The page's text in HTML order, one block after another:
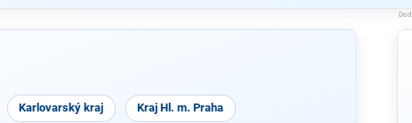
Karlovarský kraj Kraj Hl. m. Praha